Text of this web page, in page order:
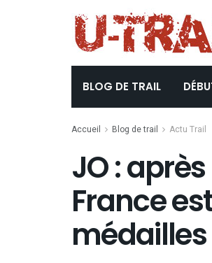
BLOG DE TRAIL
Accueil Blog de trail Actu Trail
JO :
France
médailles